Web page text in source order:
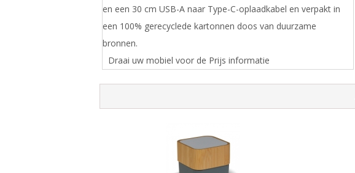
en een 30 cm USB-A naar Type-C-oplaadkabel en verpakt in
een 100% gerecyclede kartonnen doos van duurzame
bronnen.
Draai uw mobiel voor de Prijs informatie